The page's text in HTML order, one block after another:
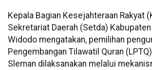
Kepala Bagian Kesejahteraan Rakyat
Sekretariat Daerah (Setda)
Widodo mengatakan, pemilihan
Pengembangan Tilawatil Quran
Sleman dilaksanakan melalui